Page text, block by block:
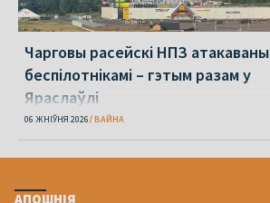
Чарговы расейскі НПЗ атакаваны
беспілотнікамі – гэтым разам у
Яраслаўлі
06 ЖНІЎНЯ 2026 ВАЙНА
АПОШНІЯ